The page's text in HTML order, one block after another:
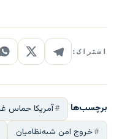
اشتراک:
برچسب‌ها آمریکا حماس
خروج امن شبه‌نظامیان